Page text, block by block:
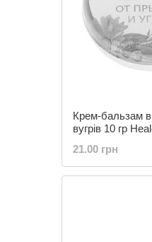
Крем-бальзам
вугрів 10 гр
21.00 грн